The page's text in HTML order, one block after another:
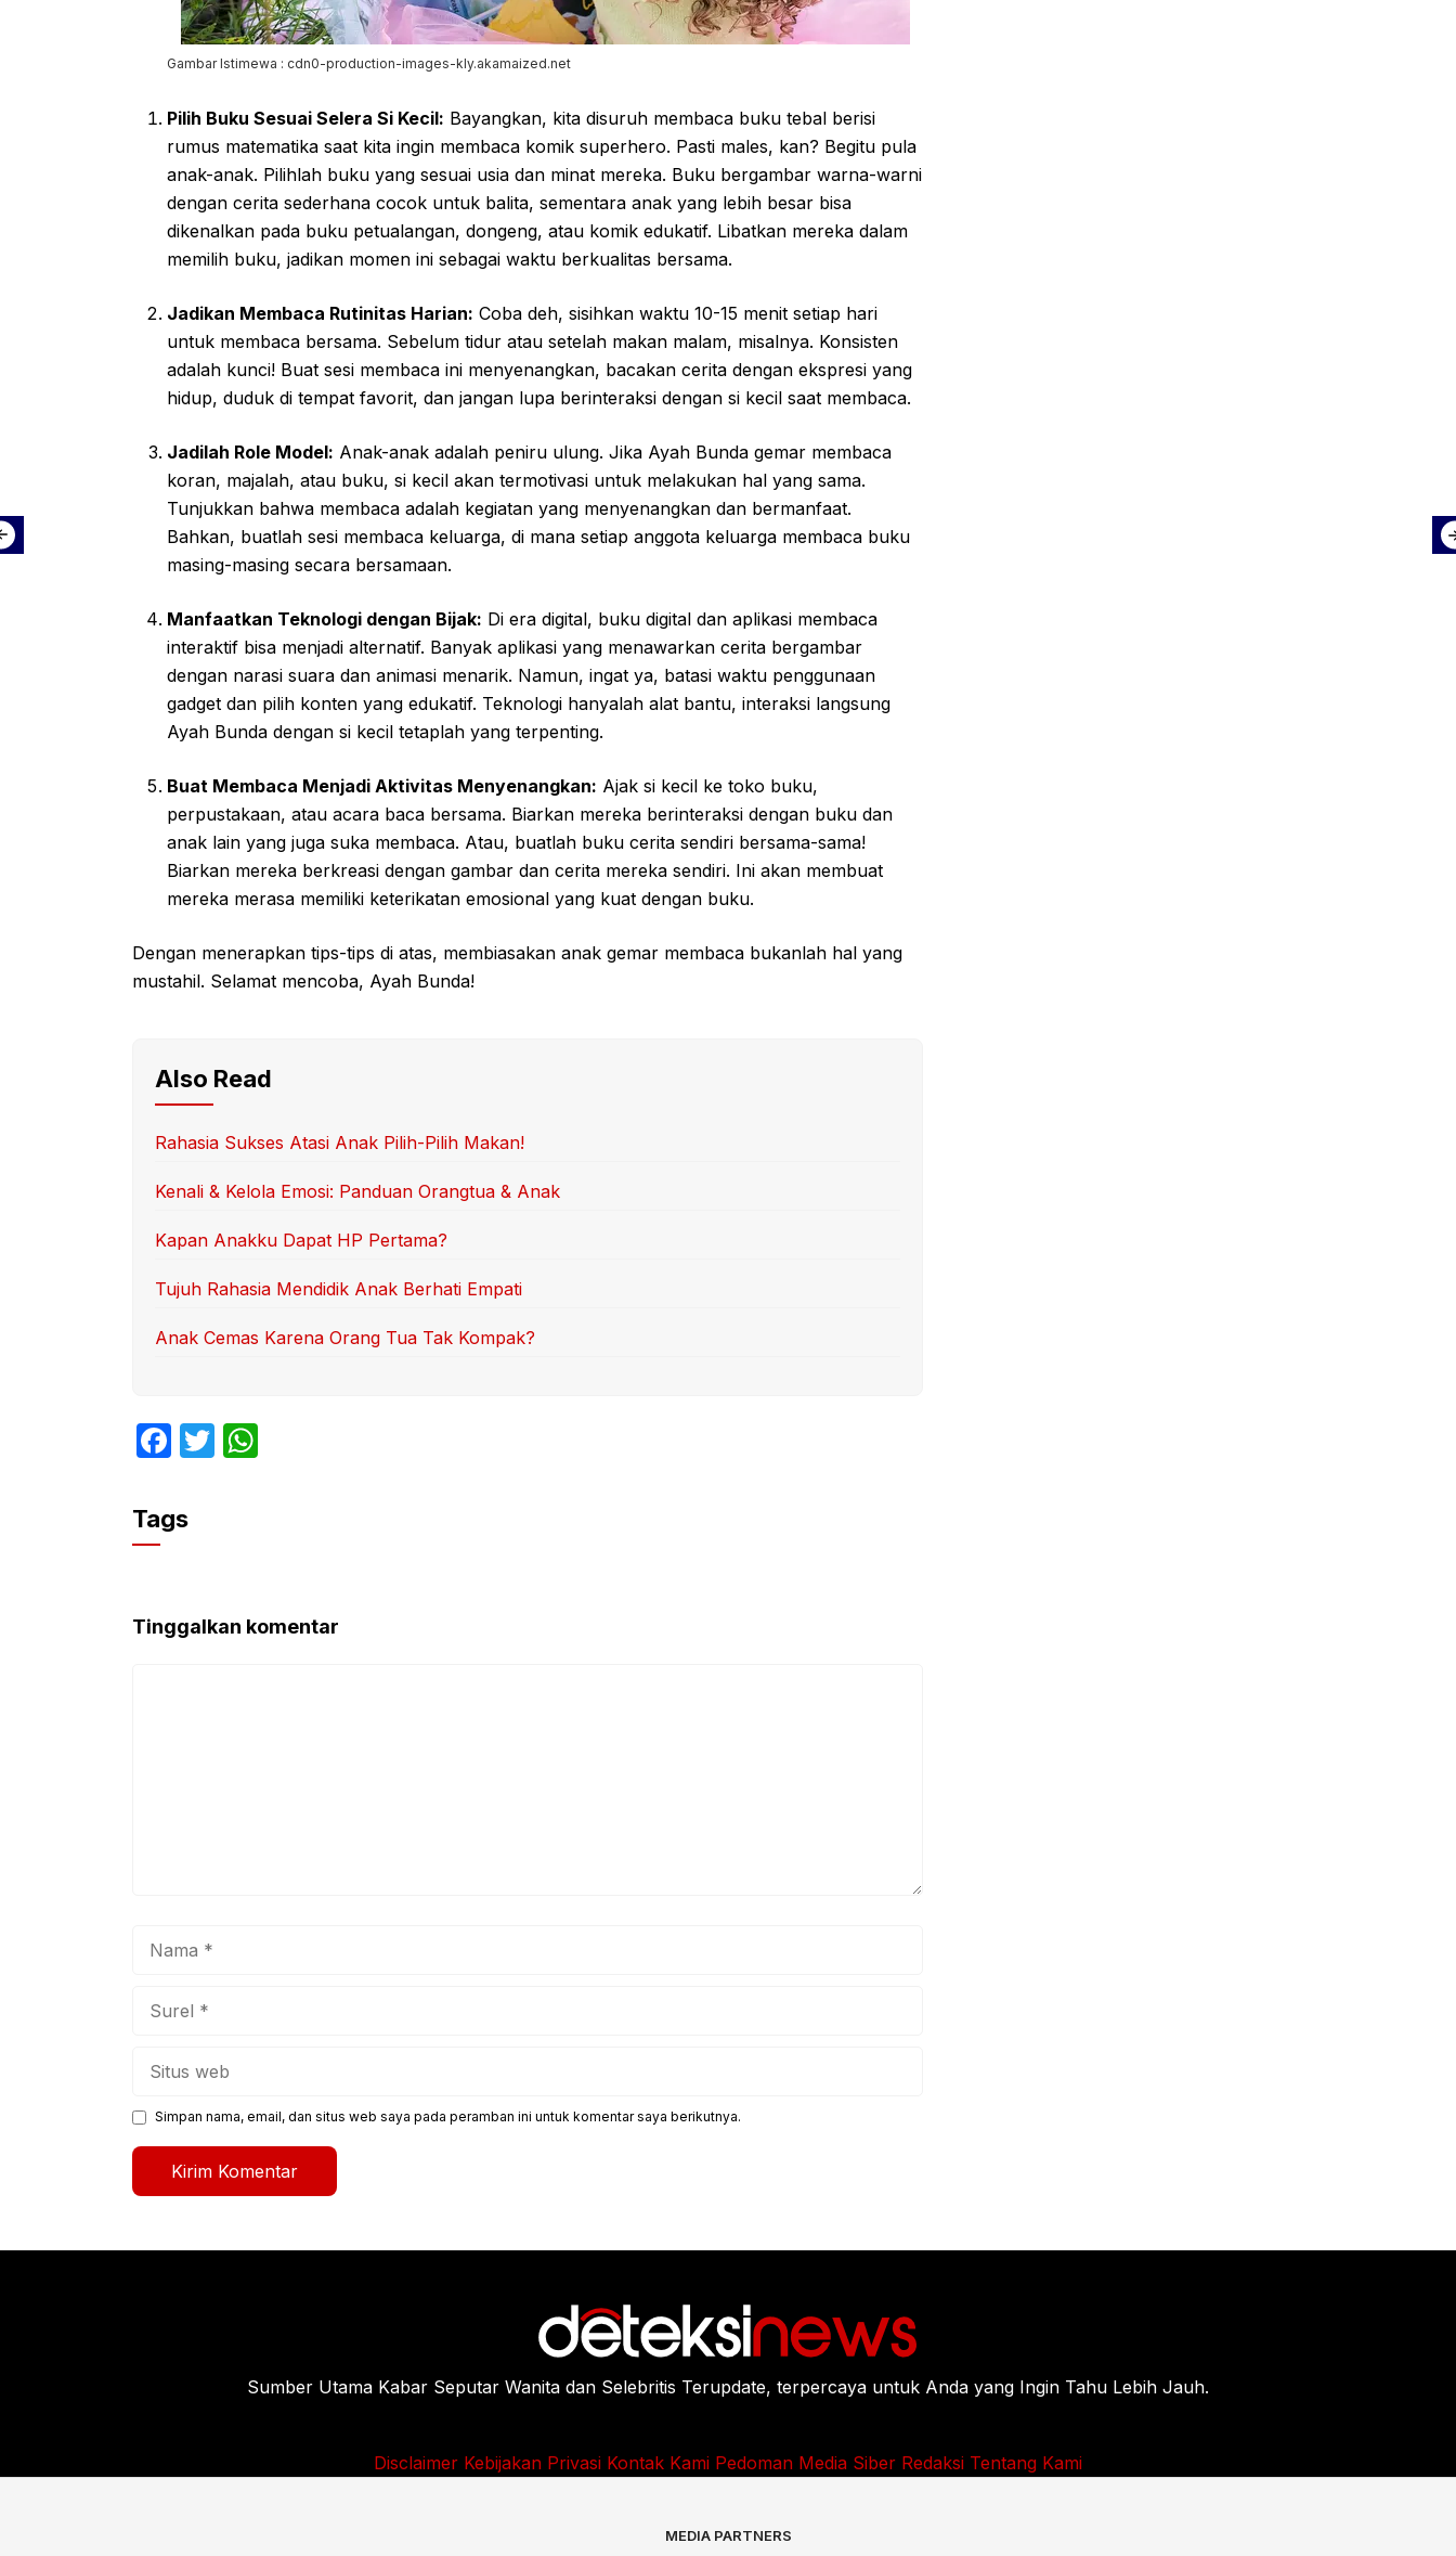
Gambar Istimewa : cdn0-production-images-kly.akamaized.net
Pilih Buku Sesuai Selera Si Kecil: Bayangkan, kita disuruh membaca buku tebal berisi
rumus matematika saat kita ingin membaca komik superhero. Pasti males, kan? Begitu pula
anak-anak. Pilihlah buku yang sesuai usia dan minat mereka. Buku bergambar warna-warni
dengan cerita sederhana cocok untuk balita, sementara anak yang lebih besar bisa
dikenalkan pada buku petualangan, dongeng, atau komik edukatif. Libatkan mereka dalam
memilih buku, jadikan momen ini sebagai waktu berkualitas bersama.
Jadikan Membaca Rutinitas Harian: Coba deh, sisihkan waktu 10-15 menit setiap hari
untuk membaca bersama. Sebelum tidur atau setelah makan malam, misalnya. Konsisten
adalah kunci! Buat sesi membaca ini menyenangkan, bacakan cerita dengan ekspresi yang
hidup, duduk di tempat favorit, dan jangan lupa berinteraksi dengan si kecil saat membaca.
Jadilah Role Model: Anak-anak adalah peniru ulung. Jika Ayah Bunda gemar membaca
koran, majalah, atau buku, si kecil akan termotivasi untuk melakukan hal yang sama.
Tunjukkan bahwa membaca adalah kegiatan yang menyenangkan dan bermanfaat.
Bahkan, buatlah sesi membaca keluarga, di mana setiap anggota keluarga membaca buku
masing-masing secara bersamaan.
Manfaatkan Teknologi dengan Bijak: Di era digital, buku digital dan aplikasi membaca
interaktif bisa menjadi alternatif. Banyak aplikasi yang menawarkan cerita bergambar
dengan narasi suara dan animasi menarik. Namun, ingat ya, batasi waktu penggunaan
gadget dan pilih konten yang edukatif. Teknologi hanyalah alat bantu, interaksi langsung
Ayah Bunda dengan si kecil tetaplah yang terpenting.
Buat Membaca Menjadi Aktivitas Menyenangkan: Ajak si kecil ke toko buku,
perpustakaan, atau acara baca bersama. Biarkan mereka berinteraksi dengan buku dan
anak lain yang juga suka membaca. Atau, buatlah buku cerita sendiri bersama-sama!
Biarkan mereka berkreasi dengan gambar dan cerita mereka sendiri. Ini akan membuat
mereka merasa memiliki keterikatan emosional yang kuat dengan buku.
Dengan menerapkan tips-tips di atas, membiasakan anak gemar membaca bukanlah hal yang
mustahil. Selamat mencoba, Ayah Bunda!
Also Read
Rahasia Sukses Atasi Anak Pilih-Pilih Makan!
Kenali & Kelola Emosi: Panduan Orangtua & Anak
Kapan Anakku Dapat HP Pertama?
Tujuh Rahasia Mendidik Anak Berhati Empati
Anak Cemas Karena Orang Tua Tak Kompak?
F
c
e
o
o
T
p
p
Tags
Tinggalkan komentar
Simpan nama, email, dan situs web saya pada peramban ini untuk komentar saya berikutnya.
Sumber Utama Kabar Seputar Wanita dan Selebritis Terupdate, terpercaya untuk Anda yang Ingin Tahu Lebih Jauh.
Disclaimer Kebijakan Privasi Kontak Kami Pedoman Media Siber Redaksi Tentang Kami
MEDIA PARTNERS